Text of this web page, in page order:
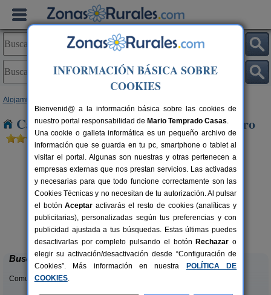
Alojamientos
Casas Rurales cerca de El Burgo de Ebro
6+4 pers.
desde35 €
Casa Rural Cuenta La Leyenda
Bulbuente (Zaragoza)
Buscar
Comunidades:
INFORMACIÓN BÁSICA SOBRE
COOKIES
Bienvenid@ a la información básica sobre las cookies de
nuestro portal responsabilidad de Mario Temprado Casas.
Una cookie o galleta informática es un pequeño archivo de
información que se guarda en tu pc, smartphone o tablet al
visitar el portal. Algunas son nuestras y otras pertenecen a
empresas externas que nos prestan servicios. Las activadas
y necesarias para que todo funcione correctamente son las
Cookies Técnicas y no necesitan de tu autorización. Al pulsar
el botónAceptar activarás el resto de cookies (analíticas y
publicitarias), personalizadas según tus preferencias y con
publicidad ajustada a tus búsquedas. Estas últimas puedes
desactivarlas por completo pulsando el botón Rechazar o
elegir su activación/desactivación desde “Configuración de
Cookies”. Más información en nuestra
POLÍTICA DE
COOKIES.